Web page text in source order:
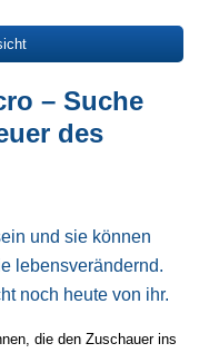
– Suche
des
und sie können
lebensverändernd.
noch heute von ihr.
die den Zuschauer ins